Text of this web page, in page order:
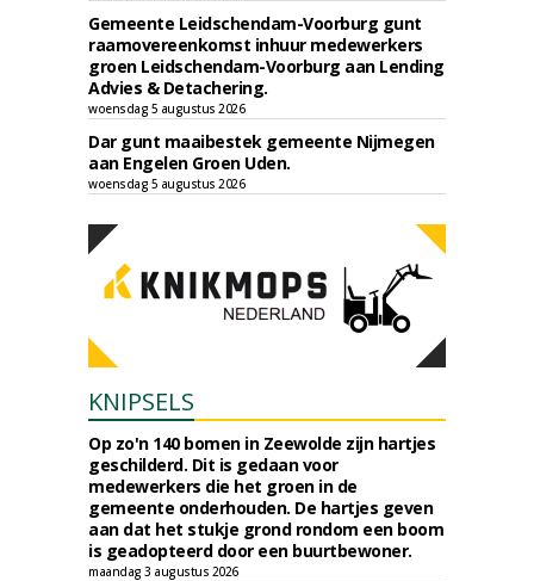
Gemeente Leidschendam-Voorburg gunt
raamovereenkomst inhuur medewerkers
groen Leidschendam-Voorburg aan Lending
Advies & Detachering.
woensdag 5 augustus 2026
Dar gunt maaibestek gemeente Nijmegen
aan Engelen Groen Uden.
woensdag 5 augustus 2026
KNIPSELS
Op zo'n 140 bomen in Zeewolde zijn hartjes
geschilderd. Dit is gedaan voor
medewerkers die het groen in de
gemeente onderhouden. De hartjes geven
aan dat het stukje grond rondom een boom
is geadopteerd door een buurtbewoner.
maandag 3 augustus 2026